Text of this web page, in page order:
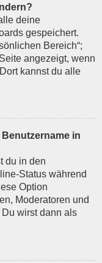
deine
gespeichert.
Bereich“;
angezeigt, wenn
kannst du alle
in
du in den
Status während
Option
Moderatoren und
wirst dann als